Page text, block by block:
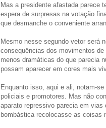
Mas a presidente afastada parece
espera de surpresas na votação
que desmanche o conveniente
Mesmo nesse segundo vetor será
consequências dos movimentos
menos dramáticas do que parecia
possam aparecer em cores mais
Enquanto isso, aqui e ali, notam-
policiais e promotores. Mas não
aparato repressivo parecia em
bombástica recolocasse as coisas